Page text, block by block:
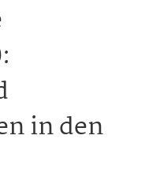
in den